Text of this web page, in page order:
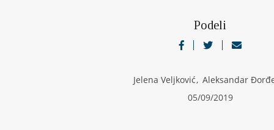
Podeli
Jelena Veljković, Aleksandar
05/09/2019